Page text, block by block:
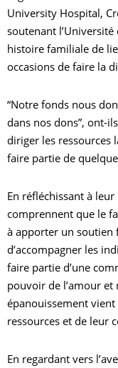
University Hospital,
soutenant
histoire familiale de
occasions de faire la
“Notre fonds nous
dans nos dons”, ont-
diriger les ressources
faire partie de
En réfléchissant à
comprennent que le
à apporter un soutien
d’accompagner les
faire partie d’une
pouvoir de l’amour
épanouissement
ressources et de leur
En regardant vers